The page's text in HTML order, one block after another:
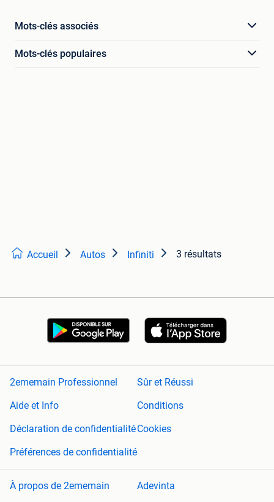
Mots-clés associés
Mots-clés populaires
Accueil Autos Infiniti 3 résultats
2ememain Professionnel
Sûr et Réussi
Aide et Info
Conditions
Déclaration de confidentialitéCookies
Préférences de confidentialité
À propos de 2ememain Adevinta